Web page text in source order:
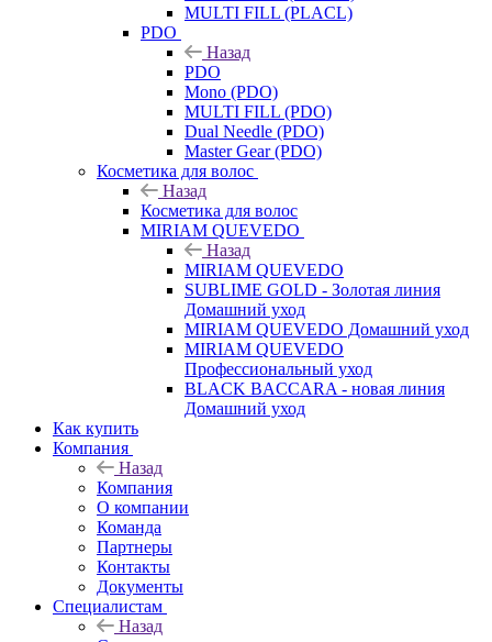
MULTI FILL (PLACL)
PDO
Назад
PDO
Mono (PDO)
MULTI FILL (PDO)
Dual Needle (PDO)
Master Gear (PDO)
Косметика для волос
Назад
Косметика для волос
MIRIAM QUEVEDO
Назад
MIRIAM QUEVEDO
SUBLIME GOLD - Золотая линия
Домашний уход
MIRIAM QUEVEDO Домашний уход
MIRIAM QUEVEDO
Профессиональный уход
BLACK BACCARA - новая линия
Домашний уход
Как купить
Компания
Назад
Компания
О компании
Команда
Партнеры
Контакты
Документы
Специалистам
Назад